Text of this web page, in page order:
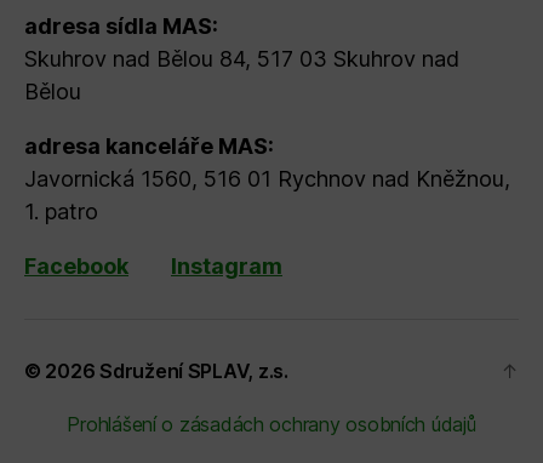
adresa sídla MAS:
Skuhrov nad Bělou 84, 517 03 Skuhrov nad
Bělou
adresa kanceláře MAS:
Javornická 1560, 516 01 Rychnov nad Kněžnou,
1. patro
Facebook Instagram
© 2026Sdružení SPLAV, z.s. ↑
Prohlášení o zásadách ochrany osobních údajů